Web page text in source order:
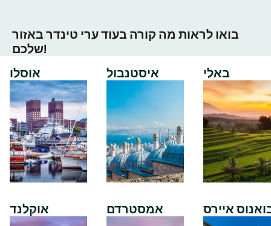
בואו לראות מה קורה בעוד ערי טינדר באזור
שלכם!
אוסלו
אוקלנד
איסטנבול
אמסטרדם
באלי
איירס